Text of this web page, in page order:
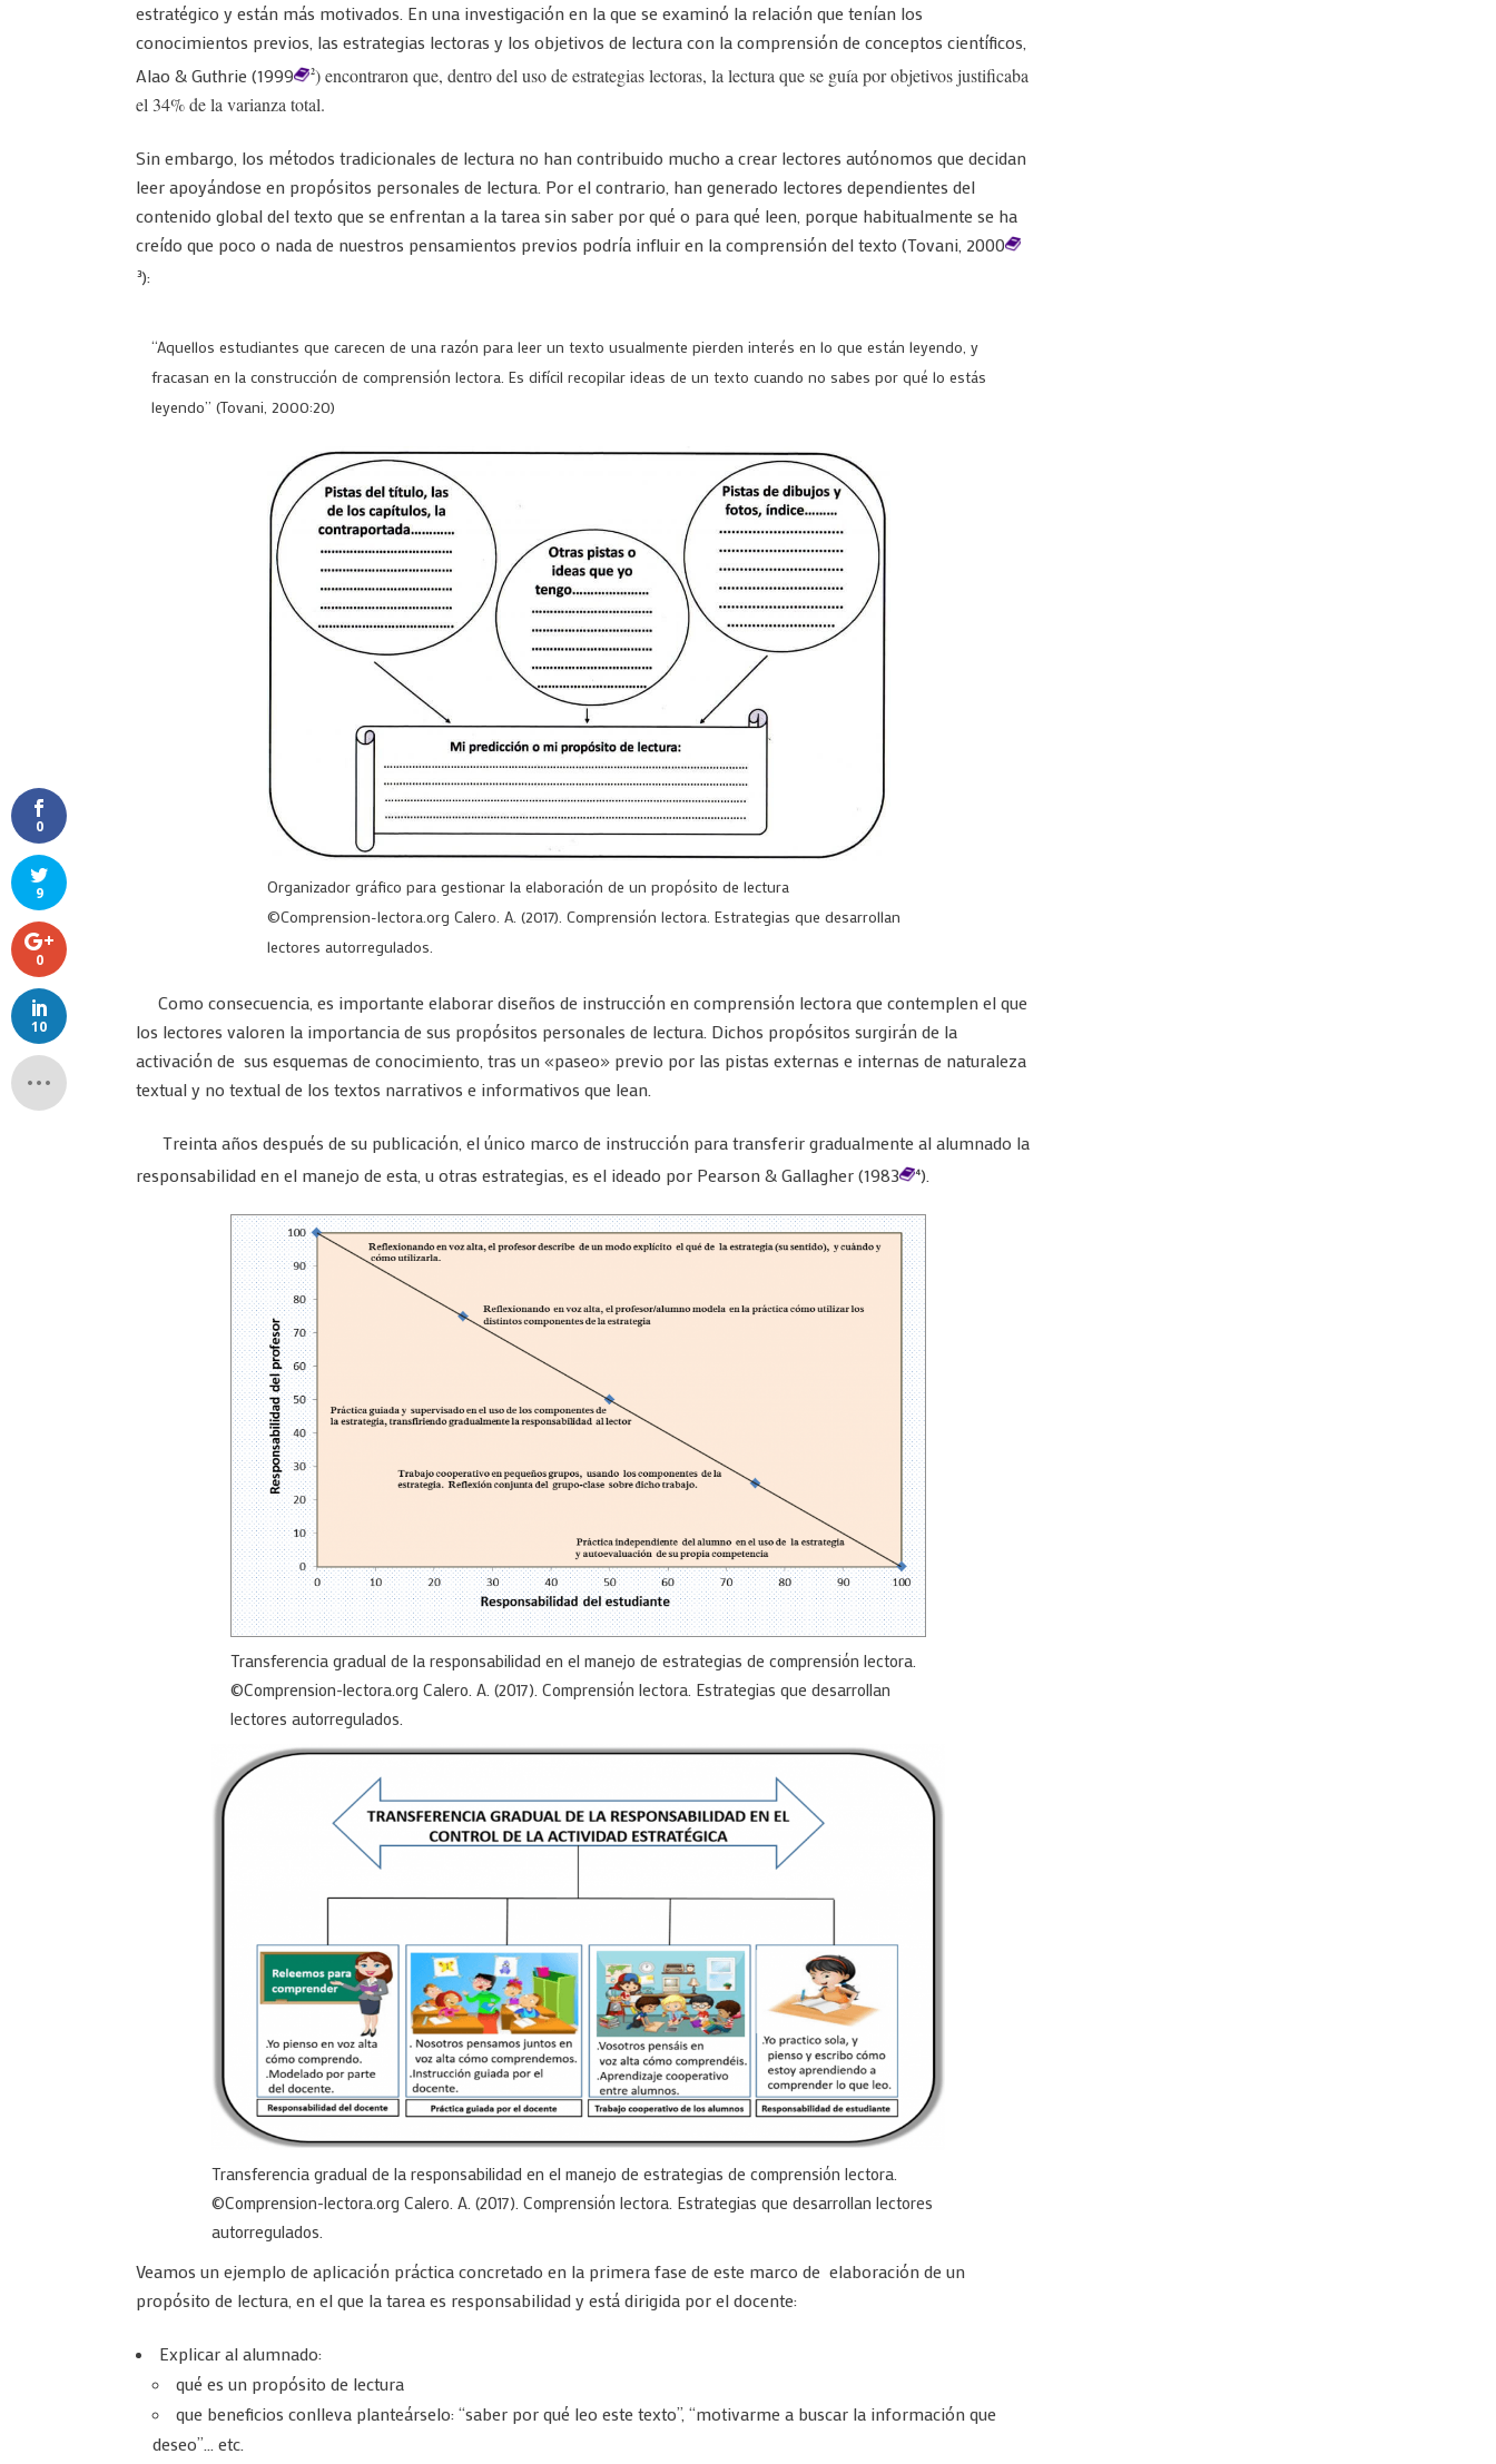
estratégico y están más motivados. En una investigación en la que se examinó la relación que tenían los
conocimientos previos, las estrategias lectoras y los objetivos de lectura con la comprensión de conceptos científicos,
Alao & Guthrie (1999
2) encontraron que, dentro del uso de estrategias lectoras, la lectura que se guía por objetivos justificaba
el 34% de la varianza total.
Sin embargo, los métodos tradicionales de lectura no han contribuido mucho a crear lectores autónomos que decidan
leer apoyándose en propósitos personales de lectura. Por el contrario, han generado lectores dependientes del
contenido global del texto que se enfrentan a la tarea sin saber por qué o para qué leen, porque habitualmente se ha
creído que poco o nada de nuestros pensamientos previos podría influir en la comprensión del texto (Tovani, 2000
3):
“Aquellos estudiantes que carecen de una razón para leer un texto usualmente pierden interés en lo que están leyendo, y
fracasan en la construcción de comprensión lectora. Es difícil recopilar ideas de un texto cuando no sabes por qué lo estás
leyendo” (Tovani, 2000:20)
Organizador gráfico para gestionar la elaboración de un propósito de lectura
©Comprension-lectora.org Calero. A. (2017). Comprensión lectora. Estrategias que desarrollan
lectores autorregulados.
Como consecuencia, es importante elaborar diseños de instrucción en comprensión lectora que contemplen el que
los lectores valoren la importancia de sus propósitos personales de lectura. Dichos propósitos surgirán de la
activación de sus esquemas de conocimiento, tras un «paseo» previo por las pistas externas e internas de naturaleza
textual y no textual de los textos narrativos e informativos que lean.
Treinta años después de su publicación, el único marco de instrucción para transferir gradualmente al alumnado la
responsabilidad en el manejo de esta, u otras estrategias, es el ideado por Pearson & Gallagher (1983
4).
Transferencia gradual de la responsabilidad en el manejo de estrategias de comprensión lectora.
©Comprension-lectora.org Calero. A. (2017). Comprensión lectora. Estrategias que desarrollan
lectores autorregulados.
Transferencia gradual de la responsabilidad en el manejo de estrategias de comprensión lectora.
©Comprension-lectora.org Calero. A. (2017). Comprensión lectora. Estrategias que desarrollan lectores
autorregulados.
Veamos un ejemplo de aplicación práctica concretado en la primera fase de este marco de elaboración de un
propósito de lectura, en el que la tarea es responsabilidad y está dirigida por el docente:
Explicar al alumnado:
qué es un propósito de lectura
que beneficios conlleva planteárselo: “saber por qué leo este texto”, “motivarme a buscar la información que
deseo”… etc.
0
9
0
10